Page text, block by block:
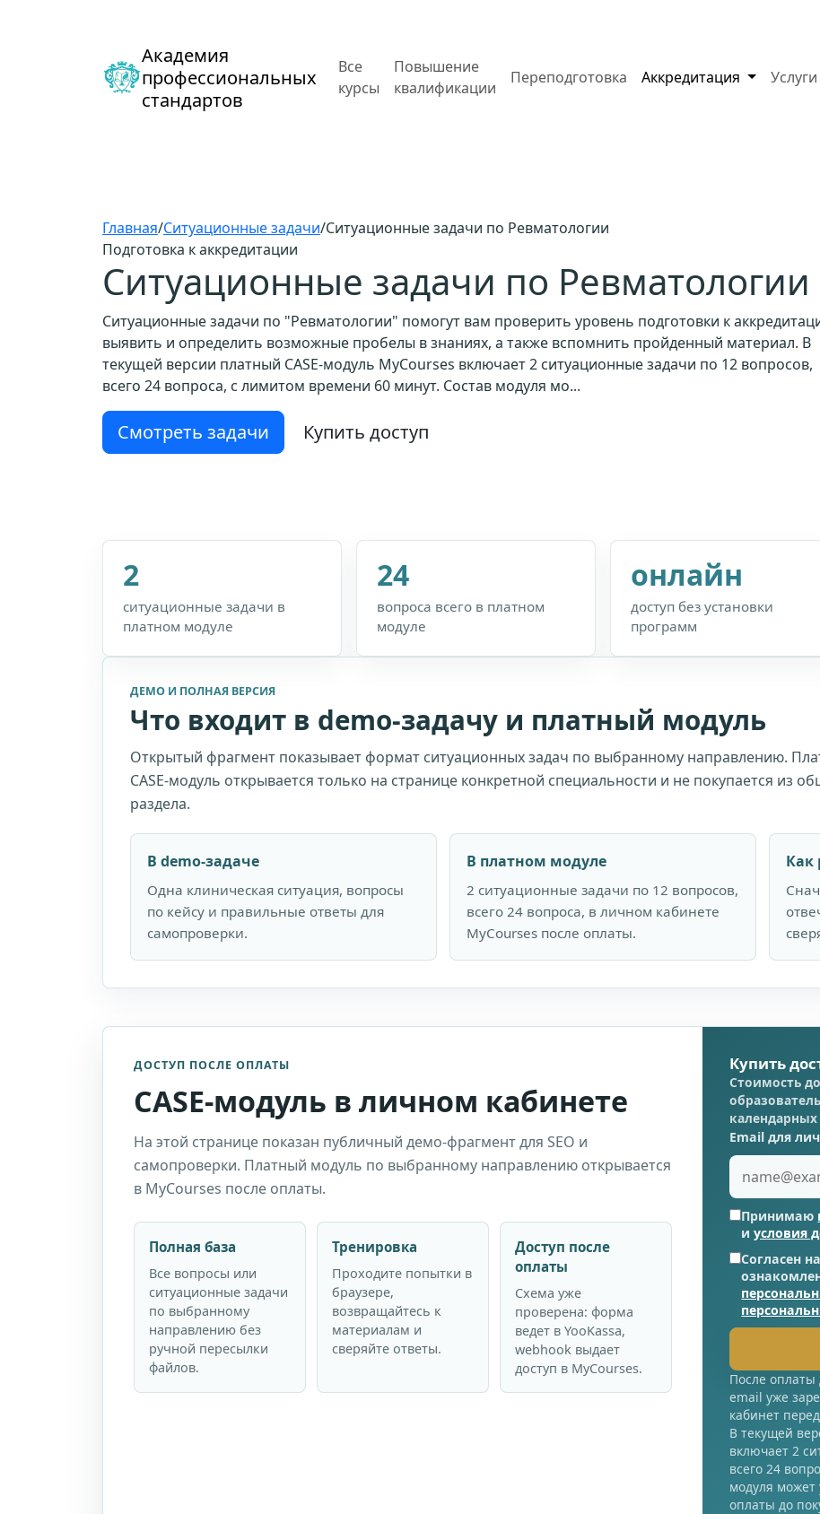
Академия
профессиональных
стандартов
Все
курсы
Повышение
квалификации
Переподготовка Аккредитация Услуги
Главная/Ситуационные задачи/Ситуационные задачи по Ревматологии
Подготовка к аккредитации
Ситуационные задачи по Ревматологии
Ситуационные задачи по "Ревматологии" помогут вам проверить уровень подготовки к
выявить и определить возможные пробелы в знаниях, а также вспомнить пройденный материал. В
текущей версии платный CASE-модуль MyCourses включает 2 ситуационные задачи по 12 вопросов,
всего 24 вопроса, с лимитом времени 60 минут. Состав модуля мо...
Смотреть задачи Купить доступ
2
ситуационные задачи в
платном модуле
24
вопроса всего в платном
модуле
онлайн
доступ без установки
программ
ДЕМО И ПОЛНАЯ ВЕРСИЯ
Что входит в demo-задачу и платный модуль
Открытый фрагмент показывает формат ситуационных задач по выбранному направлению.
CASE-модуль открывается только на странице конкретной специальности и не покупается из
раздела.
В demo-задаче
Одна клиническая ситуация, вопросы
по кейсу и правильные ответы для
самопроверки.
В платном модуле
2 ситуационные задачи по 12 вопросов,
всего 24 вопроса, в личном кабинете
MyCourses после оплаты.
Как
ДОСТУП ПОСЛЕ ОПЛАТЫ
CASE-модуль в личном кабинете
На этой странице показан публичный демо-фрагмент для SEO и
самопроверки. Платный модуль по выбранному направлению открывается
в MyCourses после оплаты.
Полная база
Все вопросы или
ситуационные задачи
по выбранному
направлению без
ручной пересылки
файлов.
Тренировка
Проходите попытки в
браузере,
возвращайтесь к
материалам и
сверяйте ответы.
Доступ после
оплаты
Схема уже
проверена: форма
ведет в YooKassa,
webhook выдает
доступ в MyCourses.
Купить
Стоимость
Email для
Принимаю
иусловия
Согласен
После оплаты
email уже
кабинет
В текущей
включает 2
всего 24
модуля может
оплаты до